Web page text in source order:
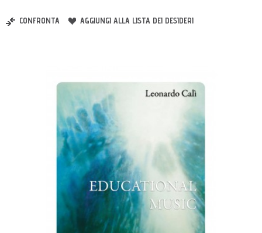
CONFRONTA AGGIUNGI ALLA LISTA DEI DESIDERI